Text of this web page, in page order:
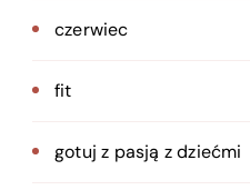
czerwiec
fit
gotuj z pasją z dziećmi